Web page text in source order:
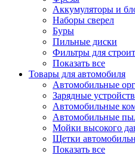
Аккумуляторы и
Наборы сверел
Буры
Пильные диски
Фильтры для
Показать все
Товары для автомобиля
Автомобильные
Зарядные
Автомобильные
Автомобильные
Мойки высокого
Щетки
Показать все